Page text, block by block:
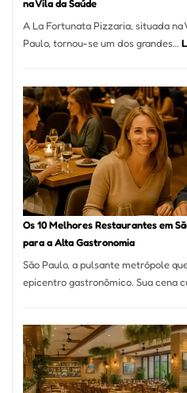
na Vila da Saúde
A La Fortunata Pizzaria, situada na
Paulo, tornou-se um dos grandes…
Os 10 Melhores Restaurantes em
para a Alta Gastronomia
São Paulo, a pulsante metrópole
epicentro gastronômico. Sua cena